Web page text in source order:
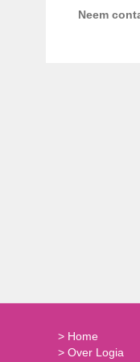
Neem
> Home
> Over Logia